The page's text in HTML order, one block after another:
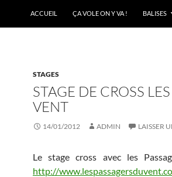
ACCUEIL ÇA VOLE ON Y VA ! BALISES
STAGES
STAGE DE CROSS
VENT
14/01/2012 ADMIN LAISSER
Le stage cross avec les
http://